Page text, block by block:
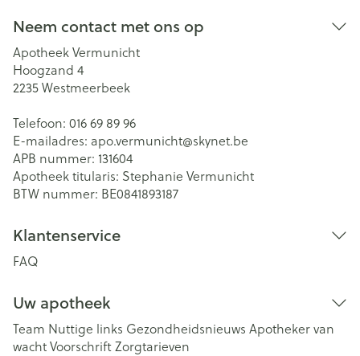
Neem contact met ons op
Apotheek Vermunicht
Hoogzand 4
2235Westmeerbeek
Telefoon: 016 69 89 96
E-mailadres: apo.vermunicht@skynet.be
APB nummer: 131604
Apotheek titularis: Stephanie Vermunicht
BTW nummer: BE0841893187
Klantenservice
FAQ
Uw apotheek
Team Nuttige links Gezondheidsnieuws Apotheker van
wachtVoorschriftZorgtarieven